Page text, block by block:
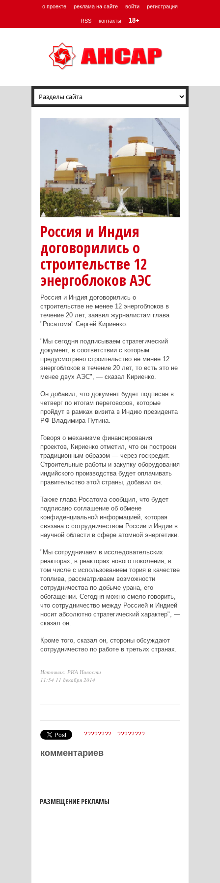
о проекте реклама на сайте войти регистрация
RSS контакты 18+
Россия и Индия
договорились о
строительстве 12
энергоблоков АЭС
Россия и Индия договорились о
строительстве не менее 12 энергоблоков в
течение 20 лет, заявил журналистам глава
"Росатома" Сергей Кириенко.
"Мы сегодня подписываем стратегический
документ, в соответствии с которым
предусмотрено строительство не менее 12
энергоблоков в течение 20 лет, то есть это не
менее двух АЭС", — сказал Кириенко.
Он добавил, что документ будет подписан в
четверг по итогам переговоров, которые
пройдут в рамках визита в Индию президента
РФ Владимира Путина.
Говоря о механизме финансирования
проектов, Кириенко отметил, что он построен
традиционным образом — через госкредит.
Строительные работы и закупку оборудования
индийского производства будет оплачивать
правительство этой страны, добавил он.
Также глава Росатома сообщил, что будет
подписано соглашение об обмене
конфиденциальной информацией, которая
связана с сотрудничеством России и Индии в
научной области в сфере атомной энергетики.
"Мы сотрудничаем в исследовательских
реакторах, в реакторах нового поколения, в
том числе с использованием тория в качестве
топлива, рассматриваем возможности
сотрудничества по добыче урана, его
обогащении. Сегодня можно смело говорить,
что сотрудничество между Россией и Индией
носит абсолютно стратегический характер", —
сказал он.
Кроме того, сказал он, стороны обсуждают
сотрудничество по работе в третьих странах.
Источник: РИА Новости
11:54 11 декабря 2014
???????? ????????
комментариев
РАЗМЕЩЕНИЕ РЕКЛАМЫ